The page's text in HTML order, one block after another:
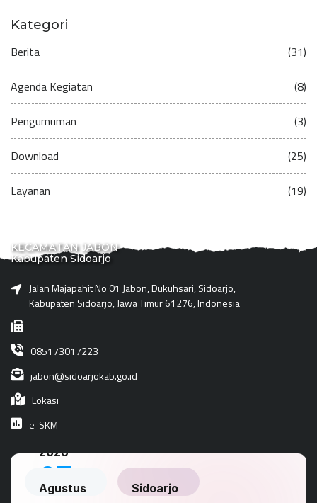
Kategori
Berita (31)
Agenda Kegiatan (8)
Pengumuman (3)
Download (25)
Layanan (19)
KECAMATAN JABON
Kabupaten Sidoarjo
Jalan Majapahit No 01 Jabon, Dukuhsari, Sidoarjo,
Kabupaten Sidoarjo, Jawa Timur 61276, Indonesia
085173017223
jabon@sidoarjokab.go.id
Lokasi
e-SKM